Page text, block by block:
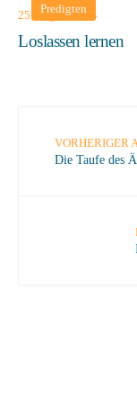
Predigten
25. August 2024
Loslassen lernen
VORHERIGER
Die Taufe des